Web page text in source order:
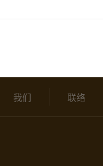
我们 联络